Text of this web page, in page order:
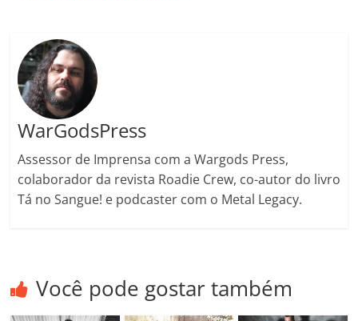
WarGodsPress
Assessor de Imprensa com a Wargods Press,
colaborador da revista Roadie Crew, co-autor do livro
Tá no Sangue! e podcaster com o Metal Legacy.
Você pode gostar também